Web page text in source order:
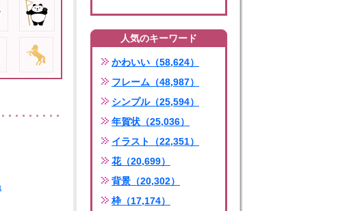
人気のキーワード
かわいい（58,624）
フレーム（48,987）
シンプル（25,594）
年賀状（25,036）
イラスト（22,351）
花（20,699）
背景（20,302）
枠（17,174）